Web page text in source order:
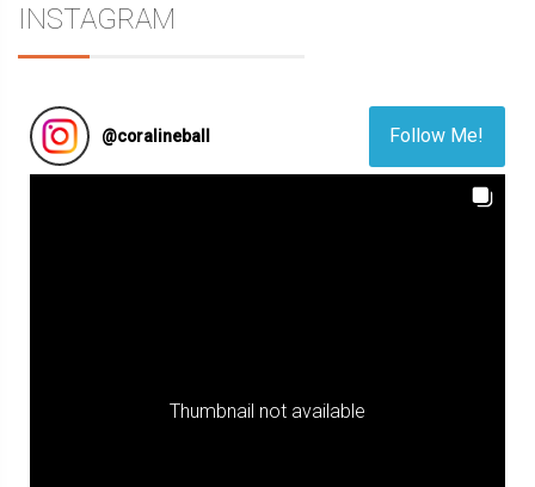
INSTAGRAM
@coralineball Follow Me!
Thumbnail not available